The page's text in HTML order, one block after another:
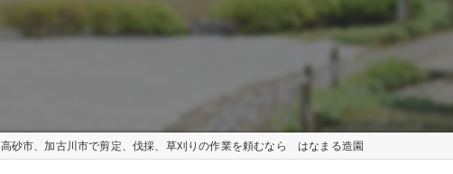
高砂市、加古川市で剪定、伐採、草刈りの作業を頼むなら はなまる造園